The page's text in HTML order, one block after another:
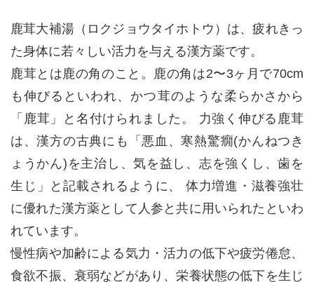
鹿茸大補湯（ロクジョウタイホトウ）は、疲れきっ
た身体に若々しい活力を与える漢方薬です。
鹿茸とは鹿の角のこと。鹿の角は2〜3ヶ月で70cm
も伸びるといわれ、かつ茸のような柔らかさから
「鹿茸」と名付けられました。 力強く伸びる鹿茸
は、漢方の古典にも「悪血、寒熱驚癇(かんねつき
ょうかん)を主治し、気を益し、志を強くし、歯を
生じ」と記載されるように、 体力増進・滋養強壮
に優れた漢方薬として人参と共に用いられたといわ
れています。
慢性病や加齢による気力・活力の低下や疲労倦怠、
食欲不振、衰弱などがあり、栄養状態の低下を生じ